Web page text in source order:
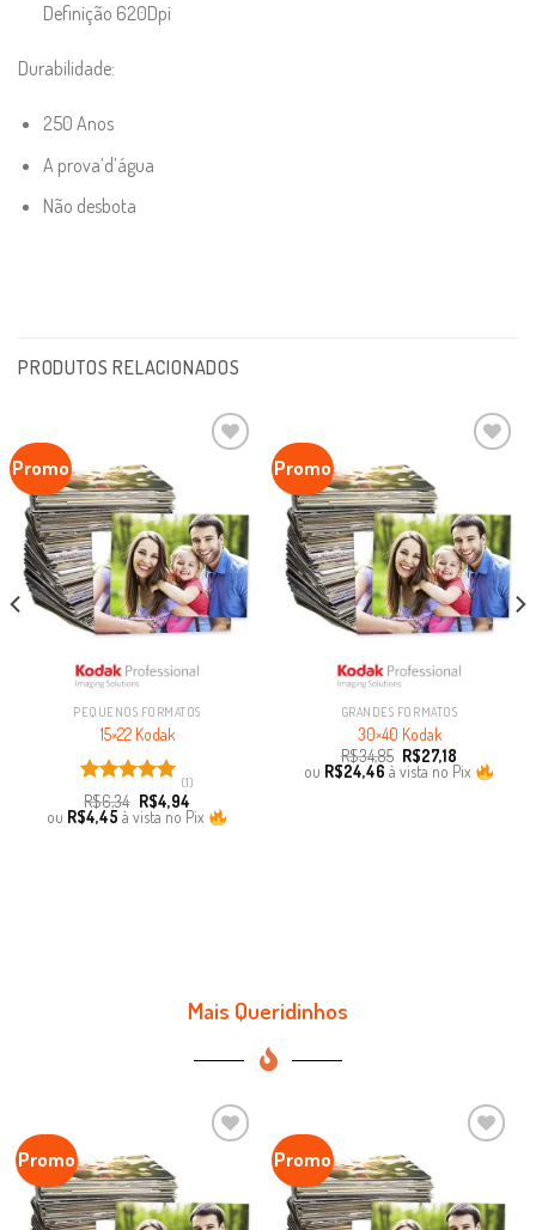
Definição 620Dpi
Durabilidade:
250 Anos
A prova’d’água
Não desbota
PRODUTOS RELACIONADOS
Promo
PEQUENOS FORMATOS
15×22 Kodak
Avaliação
5.00de 5
(1)
R$6,34 R$4,94
ou R$4,45 à vista no Pix
Promo
GRANDES FORMATOS
30×40 Kodak
R$34,85 R$27,18
ou R$24,46 à vista no Pix
Mais Queridinhos
Promo Promo